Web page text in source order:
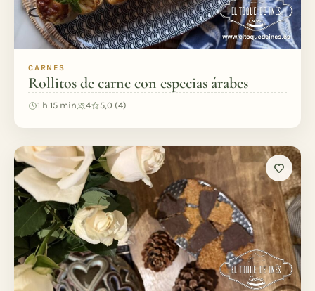
CARNES
Rollitos de carne con especias árabes
1 h 15 min 4 5,0 (4)